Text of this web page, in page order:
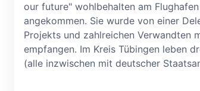
our future" wohlbehalten am
angekommen. Sie wurde von einer
Projekts und zahlreichen Verwandten
empfangen. Im Kreis Tübingen leben
(alle inzwischen mit deutscher